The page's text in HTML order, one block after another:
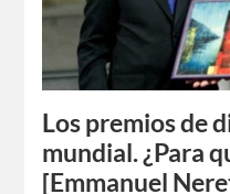
Los premios de
mundial. ¿Para
[Emmanuel